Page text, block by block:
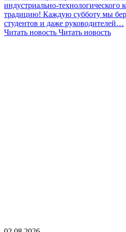
индустриально-технологического
традицию! Каждую субботу мы
студентов и даже руководителей…
Читать новость Читать новость